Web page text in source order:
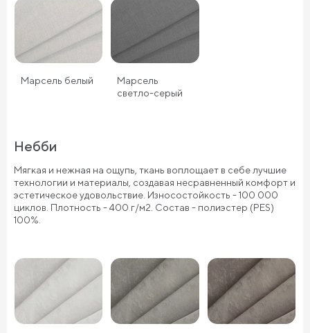
Марсель белый
Марсель
светло-серый
Небби
Мягкая и нежная на ощупь, ткань воплощает в себе лучшие
технологии и материалы, создавая несравненный комфорт и
эстетическое удовольствие. Износостойкость - 100 000
циклов. Плотность - 400 г/м2. Состав - полиэстер (PES)
100%.